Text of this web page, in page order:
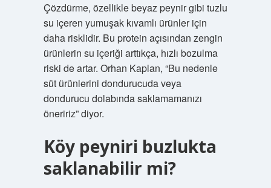
Çözdürme, özellikle beyaz peynir gibi tuzlu
su içeren yumuşak kıvamlı ürünler için
daha risklidir. Bu protein açısından zengin
ürünlerin su içeriği arttıkça, hızlı bozulma
riski de artar. Orhan Kaplan, “Bu nedenle
süt ürünlerini dondurucuda veya
dondurucu dolabında saklamamanızı
öneririz” diyor.
Köy peyniri buzlukta
saklanabilir mi?